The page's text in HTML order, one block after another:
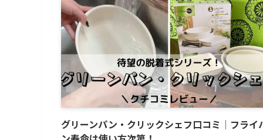
グリーンパン・クリックシェフ口コミ│フライ